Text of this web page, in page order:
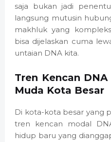
saja bukan jadi
langsung mutusin
makhluk yang
bisa dijelaskan cuma
untaian DNA kita.
Tren Kencan
Muda Kota Besar
Di kota-kota besar yang
tren kencan modal
hidup baru yang